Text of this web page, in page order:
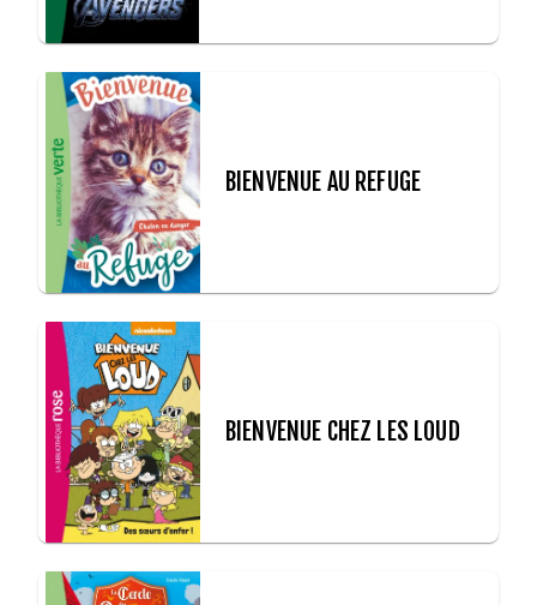
BIENVENUE AU REFUGE
BIENVENUE CHEZ LES LOUD